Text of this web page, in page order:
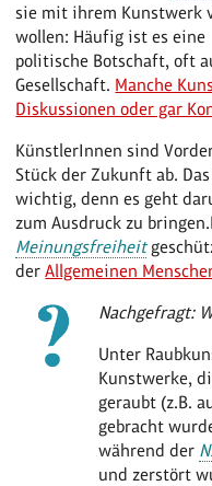
sie mit ihrem Kunstwerk
wollen: Häufig ist es eine
politische Botschaft, oft
Gesellschaft. Manche
Diskussionen oder gar
KünstlerInnen sind
Stück der Zukunft ab.
wichtig, denn es geht
zum Ausdruck zu
Meinungsfreiheit
derAllgemeinen
Nachgefragt:
Unter
Kunstwerke,
geraubt (z.B.
gebracht
während der
und zerstört